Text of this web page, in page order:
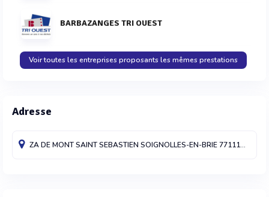
BARBAZANGES TRI OUEST
Voir toutes les entreprises proposants les mêmes prestations
Adresse
ZA DE MONT SAINT SEBASTIEN SOIGNOLLES-EN-BRIE77111 France